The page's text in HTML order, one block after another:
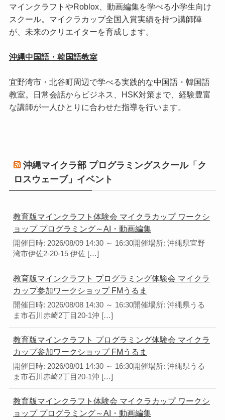
マインクラフトやRoblox、動画編集を学べる小学生向け
スクール。マイクラカップ全国入賞実績を持つ講師陣
が、未来のクリエイターを育成します。
沖縄中国語・韓国語教室
宜野湾市・北谷町周辺で学べる実践的な中国語・韓国語
教室。日常会話からビジネス、HSK対策まで、経験豊富
な講師が一人ひとりに合わせた指導を行います。
沖縄マイクラ部 プログラミングスクール「ク
ロスウェーブ」イベント
教育版マインクラフト体験会 マイクラカップ ワークシ
ョップ プログラミング～AI・動画編集
開催日時: 2026/08/09 14:30 ～ 16:30開催場所: 沖縄県宜野
湾市伊佐2-20-15 伊佐 […]
教育版マインクラフト プログラミング体験会 マイクラ
カップ参加ワークショップ FMうるま
開催日時: 2026/08/08 14:30 ～ 16:30開催場所: 沖縄県うる
ま市石川赤崎2丁目20-1沖 […]
教育版マインクラフト プログラミング体験会 マイクラ
カップ参加ワークショップ FMうるま
開催日時: 2026/08/01 14:30 ～ 16:30開催場所: 沖縄県うる
ま市石川赤崎2丁目20-1沖 […]
教育版マインクラフト体験会 マイクラカップ ワークシ
ョップ プログラミング～AI・動画編集